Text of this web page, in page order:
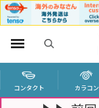
コンタクト カラコン